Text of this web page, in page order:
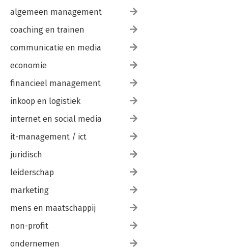
Uitgaven in de reeks Politiewetenschap / 123
algemeen management
coaching en trainen
communicatie en media
economie
financieel management
inkoop en logistiek
internet en social media
it-management / ict
juridisch
leiderschap
marketing
mens en maatschappij
non-profit
ondernemen